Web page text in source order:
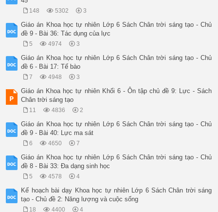
148 5302 3
Giáo án Khoa học tự nhiên Lớp 6 Sách Chân trời sáng tạo - Chủ
đề 9 - Bài 36: Tác dụng của lực
5 4974 3
Giáo án Khoa học tự nhiên Lớp 6 Sách Chân trời sáng tạo - Chủ
đề 6 - Bài 17: Tế bào
7 4948 3
Giáo án Khoa học tự nhiên Khối 6 - Ôn tập chủ đề 9: Lực - Sách
Chân trời sáng tạo
11 4836 2
Giáo án Khoa học tự nhiên Lớp 6 Sách Chân trời sáng tạo - Chủ
đề 9 - Bài 40: Lực ma sát
6 4650 7
Giáo án Khoa học tự nhiên Lớp 6 Sách Chân trời sáng tạo - Chủ
đề 8 - Bài 33: Đa dạng sinh học
5 4578 4
Kế hoạch bài dạy Khoa học tự nhiên Lớp 6 Sách Chân trời sáng
tạo - Chủ đề 2: Năng lượng và cuộc sống
18 4400 4